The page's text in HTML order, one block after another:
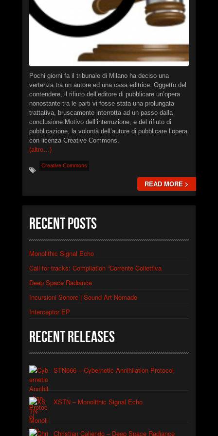
Christian Caliendo
► The Black Lodge Echo (Laura’s Theme)
Christian Caliendo
► Interceptor
► Cemetery Of The Rusty Ships
Daniele Ciullini
► Empty Factories
Daniele Ciullini
► Frozen Abandoned Buildings (re-edit)
Daniele Ciullini
Pochi giorni fa il tribunale di Milano ha deciso una
vertenza tra un autore ed una casa editrice. Oggetto del
contendere, il rifiuto dell’editore di pubblicare un’opera
nonostante tra le parti vi fosse stata una prolungata
trattativa, bruscamente interrotta ad un passo dalla
conclusione.Motivo dell’interruzione, e del rifiuto di
pubblicazione, la volontà dell’autore di pubblicare l’opera
con licenza Creative Commons.
(altro…)
Creative Commons
READ MORE >
Recent Posts
Monolithic Signal Echo
Call for tracks: Compilation “Corrente Collettiva
Deep Space Radiance
Incursioni Sonore | Sound Art Nomade
Interceptor EP
Recent Releases
STN666 – Cybernetic Annihilation Protocol
XSTN – Monolithic Signal Echo
Christian Caliendo – Deep Space Radiance